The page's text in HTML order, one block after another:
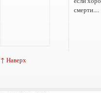
смерти....
↑ Наверх